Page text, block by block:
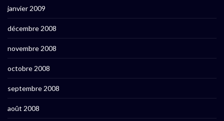
janvier 2009
décembre 2008
novembre 2008
octobre 2008
septembre 2008
août 2008